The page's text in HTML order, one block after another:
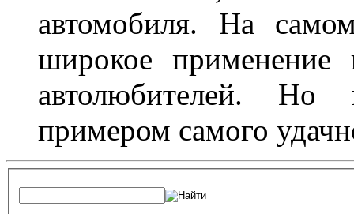
автомобиля. На
широкое
автолюбителей. Но
примером самого